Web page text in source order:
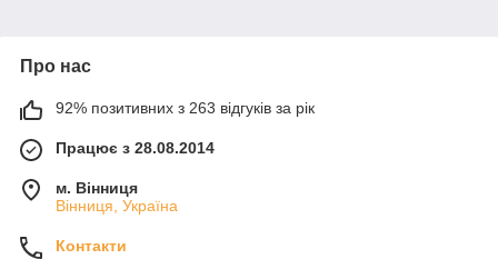
Про нас
92% позитивних з 263 відгуків за рік
Працює з 28.08.2014
м. Вінниця
Вінниця, Україна
Контакти